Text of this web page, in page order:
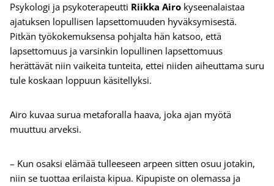
Psykologi ja psykoterapeutti Riikka Airo kyseenalaistaa
ajatuksen lopullisen lapsettomuuden hyväksymisestä.
Pitkän työkokemuksensa pohjalta hän katsoo, että
lapsettomuus ja varsinkin lopullinen lapsettomuus
herättävät niin vaikeita tunteita, ettei niiden aiheuttama suru
tule koskaan loppuun käsitellyksi.
Airo kuvaa surua metaforalla haava, joka ajan myötä
muuttuu arveksi.
– Kun osaksi elämää tulleeseen arpeen sitten osuu jotakin,
niin se tuottaa erilaista kipua. Kipupiste on olemassa ja